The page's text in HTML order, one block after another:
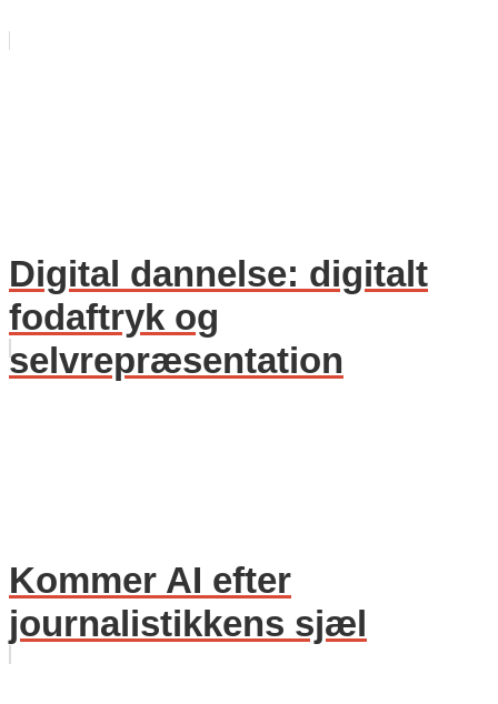
Digital dannelse: digitalt
fodaftryk og
selvrepræsentation
Kommer AI efter
journalistikkens sjæl